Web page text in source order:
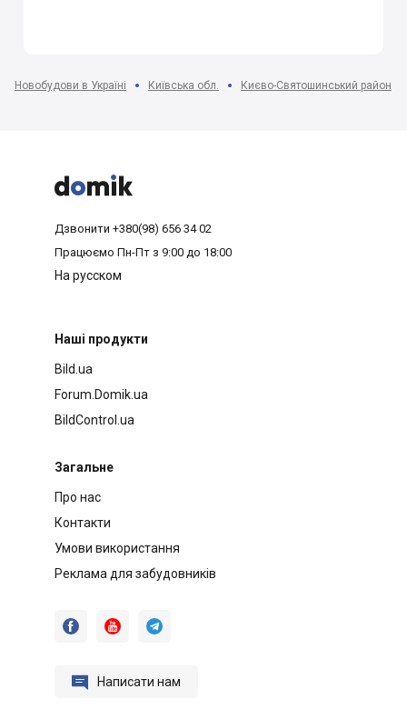
Новобудови в Україні Київська обл. Києво-Святошинський район



Дзвонити +380(98) 656 34 02
Працюємо Пн-Пт з 9:00 до 18:00
На русском
Наші продукти
Bild.ua
Forum.Domik.ua
BildControl.ua
Загальне
Про нас
Контакти
Умови використання
Реклама для забудовників
  
 Написати нам